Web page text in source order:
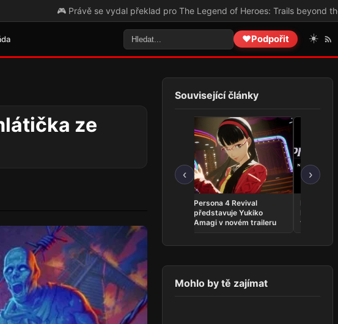
Právě se vydal překlad pro The Legend of Heroes: Trails beyond the Horizon!🎮
❤️Podpořit ☀️
ze
Související články
‹
Persona 4 Revival
představuje Yukiko
Amagi v novém traileru
Phantom:
INFERNO
vyjde v
›
Mohlo by tě zajímat